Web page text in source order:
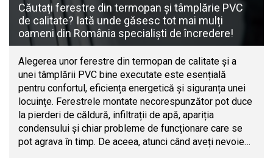
Căutați ferestre din termopan și tâmplărie PVC
de calitate? Iată unde găsesc tot mai mulți
oameni din România specialiști de încredere!
Alegerea unor ferestre din termopan de calitate și a
unei tâmplării PVC bine executate este esențială
pentru confortul, eficiența energetică și siguranța unei
locuințe. Ferestrele montate necorespunzător pot duce
la pierderi de căldură, infiltrații de apă, apariția
condensului și chiar probleme de funcționare care se
pot agrava în timp. De aceea, atunci când aveți nevoie…